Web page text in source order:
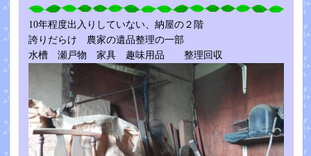
10年程度出入りしていない、納屋の２階
誇りだらけ 農家の遺品整理の一部
水槽 瀬戸物 家具 趣味用品 整理回収